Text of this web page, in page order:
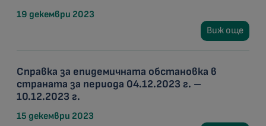
19 декември 2023
Виж още
Справка за епидемичната обстановка в
страната за периода 04.12.2023 г. –
10.12.2023 г.
15 декември 2023